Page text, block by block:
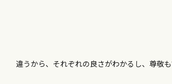
違うから、それぞれの良さがわかるし、尊敬